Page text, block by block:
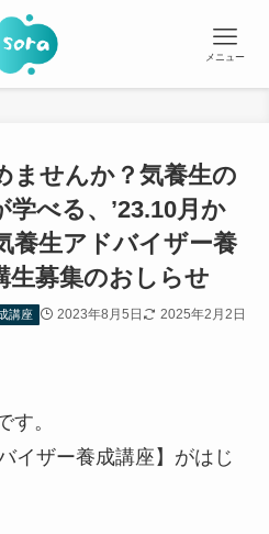
メニュー
ませんか？気養生の
学べる、’23.10月か
養生アドバイザー養
生募集のおしらせ
講座 2023年8月5日 2025年2月2日
す。
イザー養成講座】がはじ